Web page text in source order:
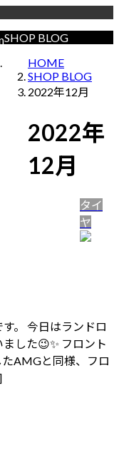
SHOP BLOG
HOME
SHOP BLOG
2022年12月
2022年
12月
タイ
ヤ
。 今日はランドロ
した😉✨ フロント
AMGと同様、フロ